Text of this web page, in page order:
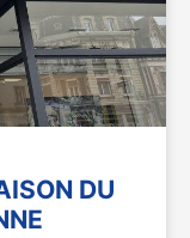
DU